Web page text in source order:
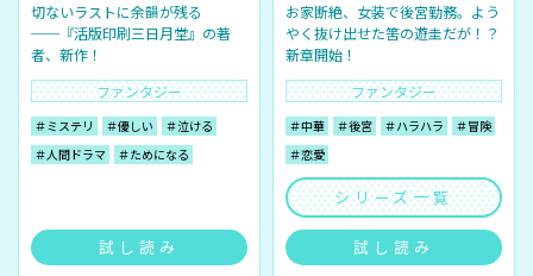
切ないラストに余韻が残る
──『活版印刷三日月堂』の著
者、新作！
ファンタジー
＃ミステリ ＃優しい
＃泣ける
＃人間ドラマ
＃ためになる
試し読み
お家断絶、女装で後宮勤務。よう
やく抜け出せた筈の遊圭だが！？
新章開始！
ファンタジー
＃中華 ＃後宮 ＃ハラハラ
＃冒険
＃恋愛
シリーズ一覧
試し読み